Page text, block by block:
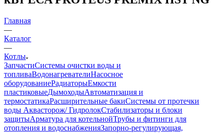
Главная
—
Каталог
—
Котлы
ЗапчастиСистемы очистки воды и
топливаВодонагревателиНасосное
оборудованиеРадиаторыЕмкости
пластиковыеДымоходыАвтоматизация и
термостатикаРасширительные бакиСистемы от протечки
воды Аквасторож/ ГидролокСтабилизаторы и блоки
защитыАрматура для котельнойТрубы и фитинги для
отопления и водоснабженияЗапорно-регулирующая,